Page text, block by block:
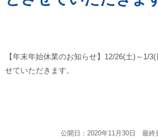
【年末年始休業のお知らせ】12/26(土)～1/
せていただきます。
公開日：2020年11月30日 最終